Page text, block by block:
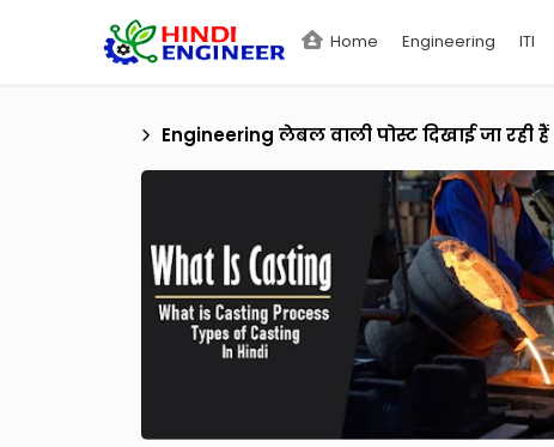
Home Engineering ITI
Engineering लेबल वाली पोस्ट दिखाई जा रही हैं